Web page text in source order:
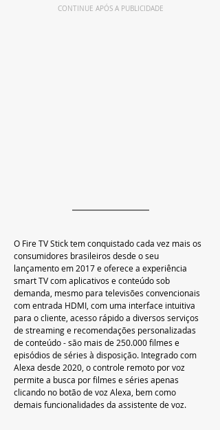
CONTINUE APÓS A PUBLICIDADE
O Fire TV Stick tem conquistado cada vez mais os
consumidores brasileiros desde o seu
lançamento em 2017 e oferece a experiência
smart TV com aplicativos e conteúdo sob
demanda, mesmo para televisões convencionais
com entrada HDMI, com uma interface intuitiva
para o cliente, acesso rápido a diversos serviços
de streaming e recomendações personalizadas
de conteúdo - são mais de 250.000 filmes e
episódios de séries à disposição. Integrado com
Alexa desde 2020, o controle remoto por voz
permite a busca por filmes e séries apenas
clicando no botão de voz Alexa, bem como
demais funcionalidades da assistente de voz.